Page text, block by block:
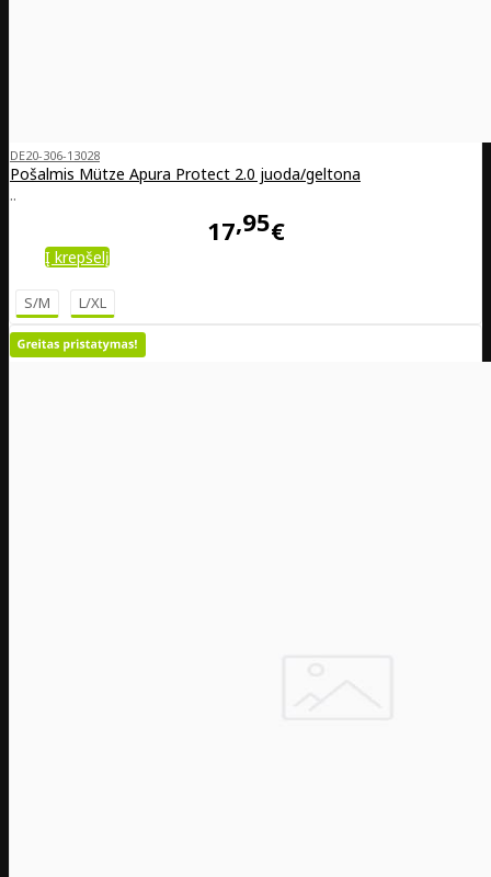
DE20-306-13028
Pošalmis Mütze Apura Protect 2.0 juoda/geltona
..
17 95€
Į krepšelį
S/M L/XL